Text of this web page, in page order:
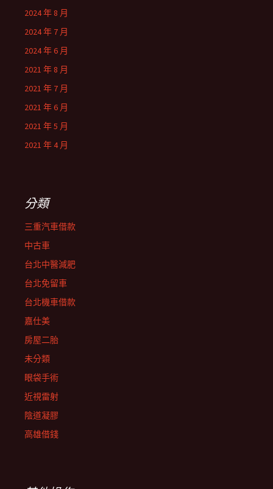
2024 年 8 月
2024 年 7 月
2024 年 6 月
2021 年 8 月
2021 年 7 月
2021 年 6 月
2021 年 5 月
2021 年 4 月
分類
三重汽車借款
中古車
台北中醫減肥
台北免留車
台北機車借款
嘉仕美
房屋二胎
未分類
眼袋手術
近視雷射
陰道凝膠
高雄借錢